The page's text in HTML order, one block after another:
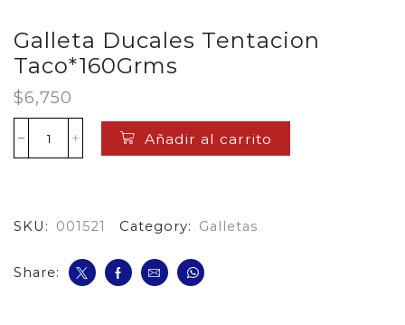
Galleta Ducales Tentacion
Taco*160Grms
$6,750
Galleta
Ducales
Añadir al carrito
SKU: 001521 Category: Galletas
Share: